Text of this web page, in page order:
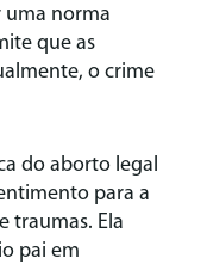
uma norma
que as
o crime
do aborto legal
para a
traumas. Ela
pai em